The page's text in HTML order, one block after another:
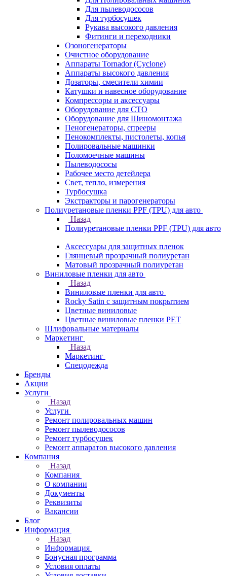
Для пылеводососов
Для турбосушек
Рукава высокого давления
Фитинги и переходники
Озоногенераторы
Очистное оборудование
Аппараты Tornador (Cyclone)
Аппараты высокого давления
Дозаторы, смесители химии
Катушки и навесное оборудование
Компрессоры и аксессуары
Оборудование для СТО
Оборудование для Шиномонтажа
Пеногенераторы, спрееры
Пенокомплекты, пистолеты, копья
Полировальные машинки
Поломоечные машины
Пылеводососы
Рабочее место детейлера
Свет, тепло, измерения
Турбосушка
Экстракторы и парогенераторы
Полиуретановые пленки PPF (TPU) для авто
Назад
Полиуретановые пленки PPF (TPU) для авто
Аксессуары для защитных пленок
Глянцевый прозрачный полиуретан
Матовый прозрачный полиуретан
Виниловые пленки для авто
Назад
Виниловые пленки для авто
Rocky Satin с защитным покрытием
Цветные виниловые
Цветные виниловые пленки PET
Шлифовальные материалы
Маркетинг
Назад
Маркетинг
Спецодежда
Бренды
Акции
Услуги
Назад
Услуги
Ремонт полировальных машин
Ремонт пылеводососов
Ремонт турбосушек
Ремонт аппаратов высокого давления
Компания
Назад
Компания
О компании
Документы
Реквизиты
Вакансии
Блог
Информация
Назад
Информация
Бонусная программа
Условия оплаты